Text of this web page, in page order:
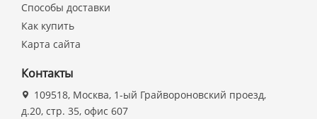
Способы доставки
Как купить
Карта сайта
Контакты
109518, Москва, 1-ый Грайвороновский проезд,
д.20, стр. 35, офис 607